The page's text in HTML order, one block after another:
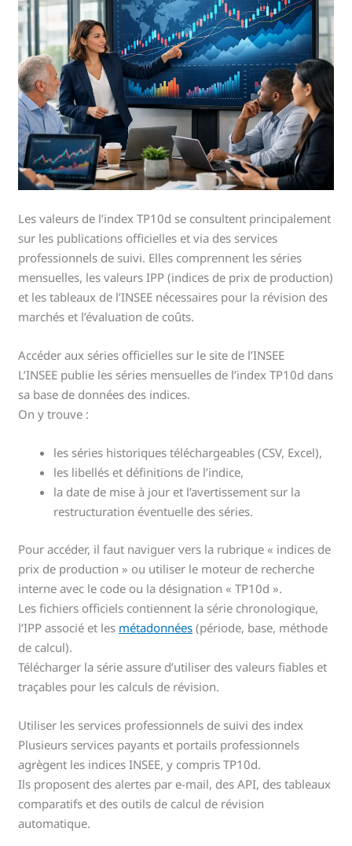
Les valeurs de l’index TP10d se consultent principalement
sur les publications officielles et via des services
professionnels de suivi. Elles comprennent les séries
mensuelles, les valeurs IPP (indices de prix de production)
et les tableaux de l’INSEE nécessaires pour la révision des
marchés et l’évaluation de coûts.
Accéder aux séries officielles sur le site de l’INSEE
L’INSEE publie les séries mensuelles de l’index TP10d dans
sa base de données des indices.
On y trouve :
les séries historiques téléchargeables (CSV, Excel),
les libellés et définitions de l’indice,
la date de mise à jour et l’avertissement sur la
restructuration éventuelle des séries.
Pour accéder, il faut naviguer vers la rubrique « indices de
prix de production » ou utiliser le moteur de recherche
interne avec le code ou la désignation « TP10d ».
Les fichiers officiels contiennent la série chronologique,
l’IPP associé et les métadonnées (période, base, méthode
de calcul).
Télécharger la série assure d’utiliser des valeurs fiables et
traçables pour les calculs de révision.
Utiliser les services professionnels de suivi des index
Plusieurs services payants et portails professionnels
agrègent les indices INSEE, y compris TP10d.
Ils proposent des alertes par e-mail, des API, des tableaux
comparatifs et des outils de calcul de révision
automatique.